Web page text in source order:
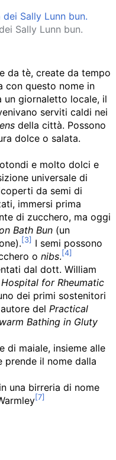
Sally Lunn bun.
da tè, create da tempo
con questo nome in
un giornaletto locale, il
serviti caldi nei
della città. Possono
dolce o salata.
e molto dolci e
universale di
da semi di
immersi prima
di zucchero, ma oggi
Bath Bun (un
I semi possono
o nibs.
dal dott. William
for Rheumatic
dei primi sostenitori
del Practical
Bathing in Gluty
di maiale, insieme alle
prende il nome dalla
una birreria di nome